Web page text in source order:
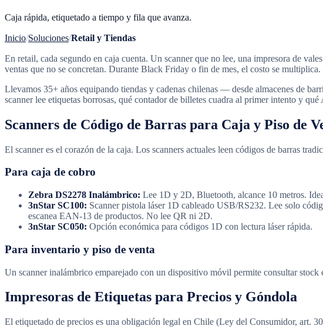
Caja rápida, etiquetado a tiempo y fila que avanza.
Inicio/Soluciones/Retail y Tiendas
En retail, cada segundo en caja cuenta. Un scanner que no lee, una impresora de
ventas que no se concretan. Durante Black Friday o fin de mes, el costo se multiplica.
Llevamos 35+ años equipando tiendas y cadenas chilenas — desde almacenes de
scanner lee etiquetas borrosas, qué contador de billetes cuadra al primer intento y
Scanners de Código de Barras para Caja y Piso de
El scanner es el corazón de la caja. Los scanners actuales leen códigos de barras
Para caja de cobro
Zebra DS2278 Inalámbrico: Lee 1D y 2D, Bluetooth, alcance 10 metros.
3nStar SC100: Scanner pistola láser 1D cableado USB/RS232. Lee solo
escanea EAN-13 de productos. No lee QR ni 2D.
3nStar SC050: Opción económica para códigos 1D con lectura láser rápida.
Para inventario y piso de venta
Un scanner inalámbrico emparejado con un dispositivo móvil permite consultar
Impresoras de Etiquetas para Precios y Góndola
El etiquetado de precios es una obligación legal en Chile (Ley del Consumidor, art.